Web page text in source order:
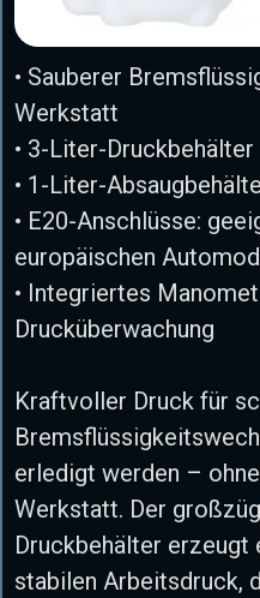
• Sauberer
Werkstatt
• 3-Liter-
• 1-Liter-
• E20-Anschlüsse:
europäischen
• Integriertes
Drucküberwachung
Kraftvoller Druck für
erledigt werden –
Werkstatt. Der
Druckbehälter erzeugt
stabilen Arbeitsdruck,